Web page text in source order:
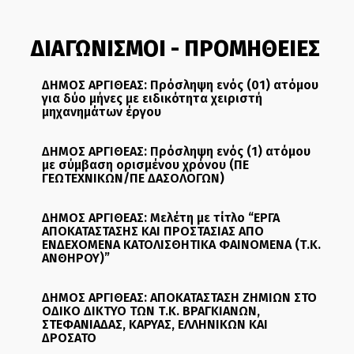
ΔΙΑΓΩΝΙΣΜΟΙ - ΠΡΟΜΗΘΕΙΕΣ
ΔΗΜΟΣ ΑΡΓΙΘΕΑΣ: Πρόσληψη ενός (01) ατόμου
για δύο μήνες με ειδικότητα χειριστή
μηχανημάτων έργου
ΔΗΜΟΣ ΑΡΓΙΘΕΑΣ: Πρόσληψη ενός (1) ατόμου
με σύμβαση ορισμένου χρόνου (ΠΕ
ΓΕΩΤΕΧΝΙΚΩΝ/ΠΕ ΔΑΣΟΛΟΓΩΝ)
ΔΗΜΟΣ ΑΡΓΙΘΕΑΣ: Μελέτη με τίτλο “ΕΡΓΑ
ΑΠΟΚΑΤΑΣΤΑΣΗΣ ΚΑΙ ΠΡΟΣΤΑΣΙΑΣ ΑΠΟ
ΕΝΔΕΧΟΜΕΝΑ ΚΑΤΟΛΙΣΘΗΤΙΚΑ ΦΑΙΝΟΜΕΝΑ (Τ.Κ.
ΑΝΘΗΡΟΥ)”
ΔΗΜΟΣ ΑΡΓΙΘΕΑΣ: ΑΠΟΚΑΤΑΣΤΑΣΗ ΖΗΜΙΩΝ ΣΤΟ
ΟΔΙΚΟ ΔΙΚΤΥΟ ΤΩΝ Τ.Κ. ΒΡΑΓΚΙΑΝΩΝ,
ΣΤΕΦΑΝΙΑΔΑΣ, ΚΑΡΥΑΣ, ΕΛΛΗΝΙΚΩΝ ΚΑΙ
ΔΡΟΣΑΤΟ